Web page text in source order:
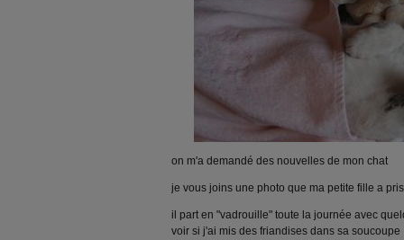
on m'a demandé des nouvelles de mon chat
je vous joins une photo que ma petite fille a
il part en "vadrouille" toute la journée avec
voir si j'ai mis des friandises dans sa